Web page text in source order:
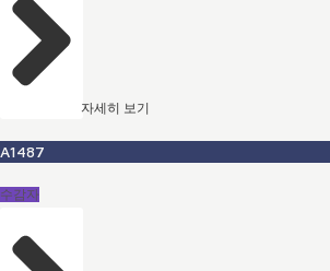
자세히 보기
A1487
수감자